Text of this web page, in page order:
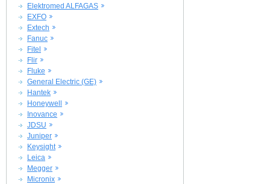
Elektromed ALFAGAS
EXFO
Extech
Fanuc
Fitel
Flir
Fluke
General Electric (GE)
Hantek
Honeywell
Inovance
JDSU
Juniper
Keysight
Leica
Megger
Micronix